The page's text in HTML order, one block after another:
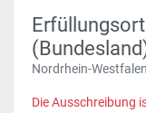
Erfüllungsort
Nordrhein-Westfalen
Die Ausschreibung